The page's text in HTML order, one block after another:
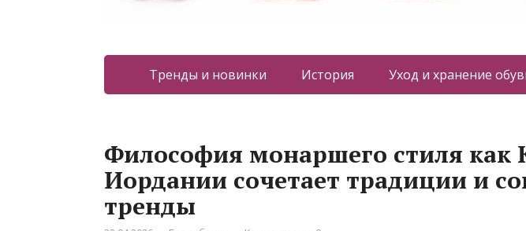
Тренды и новинки История Уход и хранение
Философия монаршего стиля как
Иордании сочетает традиции и
тренды